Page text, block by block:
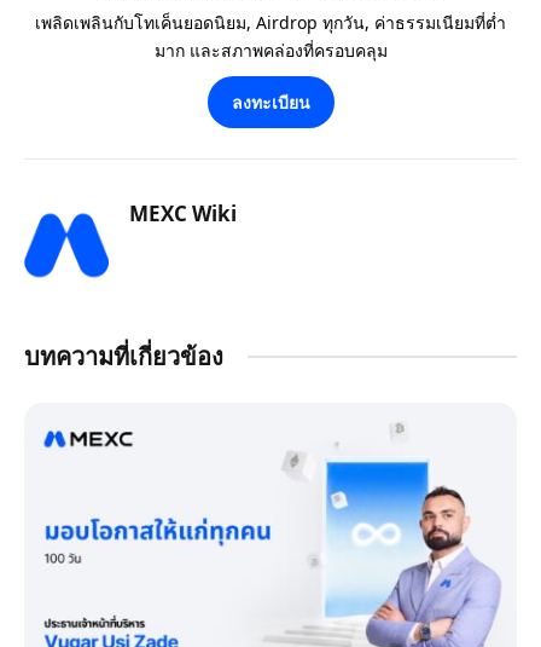
เพลิดเพลินกับโทเค็นยอดนิยม, Airdrop ทุกวัน, ค่าธรรมเนียมที่ต่ำ
มาก และสภาพคล่องที่ครอบคลุม
ลงทะเบียน
MEXC Wiki
บทความที่เกี่ยวข้อง